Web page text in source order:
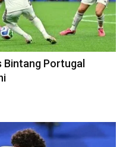
Bintang Portugal